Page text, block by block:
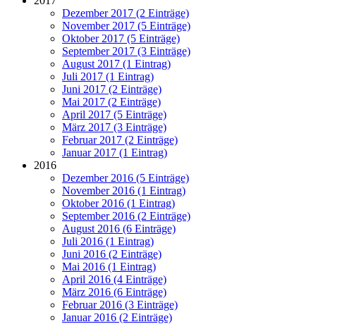
Dezember 2017 (2 Einträge)
November 2017 (5 Einträge)
Oktober 2017 (5 Einträge)
September 2017 (3 Einträge)
August 2017 (1 Eintrag)
Juli 2017 (1 Eintrag)
Juni 2017 (2 Einträge)
Mai 2017 (2 Einträge)
April 2017 (5 Einträge)
März 2017 (3 Einträge)
Februar 2017 (2 Einträge)
Januar 2017 (1 Eintrag)
2016
Dezember 2016 (5 Einträge)
November 2016 (1 Eintrag)
Oktober 2016 (1 Eintrag)
September 2016 (2 Einträge)
August 2016 (6 Einträge)
Juli 2016 (1 Eintrag)
Juni 2016 (2 Einträge)
Mai 2016 (1 Eintrag)
April 2016 (4 Einträge)
März 2016 (6 Einträge)
Februar 2016 (3 Einträge)
Januar 2016 (2 Einträge)